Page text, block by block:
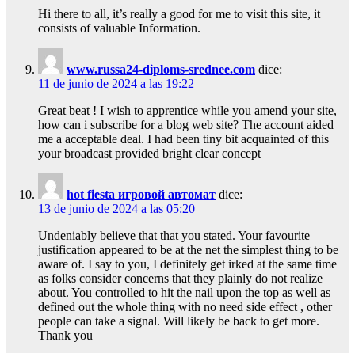
Hi there to all, it’s really a good for me to visit this site, it
consists of valuable Information.
www.russa24-diploms-srednee.com dice:
11 de junio de 2024 a las 19:22
Great beat ! I wish to apprentice while you amend your site,
how can i subscribe for a blog web site? The account aided
me a acceptable deal. I had been tiny bit acquainted of this
your broadcast provided bright clear concept
hot fiesta игровой автомат dice:
13 de junio de 2024 a las 05:20
Undeniably believe that that you stated. Your favourite
justification appeared to be at the net the simplest thing to be
aware of. I say to you, I definitely get irked at the same time
as folks consider concerns that they plainly do not realize
about. You controlled to hit the nail upon the top as well as
defined out the whole thing with no need side effect , other
people can take a signal. Will likely be back to get more.
Thank you